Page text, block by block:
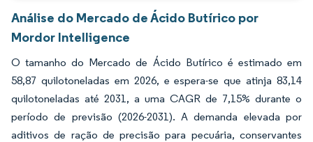
Análise do Mercado de Ácido Butírico por
Mordor Intelligence
O tamanho do Mercado de Ácido Butírico é estimado em
58,87 quilotoneladas em 2026, e espera-se que atinja 83,14
quilotoneladas até 2031, a uma CAGR de 7,15% durante o
período de previsão (2026-2031). A demanda elevada por
aditivos de ração de precisão para pecuária, conservantes